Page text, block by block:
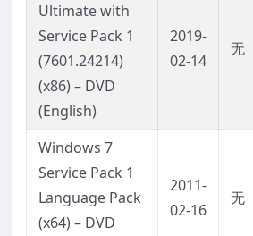
Ultimate with
Service Pack 1
(7601.24214)
(x86) – DVD
(English)
2019-
02-14
无
Windows 7
Service Pack 1
Language Pack
(x64) – DVD
2011-
02-16
无